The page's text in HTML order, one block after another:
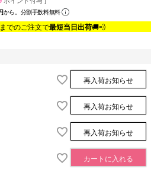
から。分割手数料無料
でのご注文で最短当日出荷🚚💨
再入荷お知らせ
再入荷お知らせ
再入荷お知らせ
カートに入れる